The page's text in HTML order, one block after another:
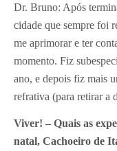
Dr. Bruno: Após
cidade que sempre foi
me aprimorar e ter
momento. Fiz
ano, e depois fiz mais
refrativa (para retirar a
Viver! – Quais as
natal, Cachoeiro de